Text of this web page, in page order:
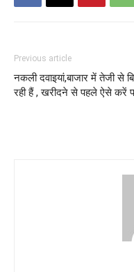
Previous article
नकली दवाइयां,बाजार में तेजी से
रही हैं , खरीदने से पहले ऐसे करें